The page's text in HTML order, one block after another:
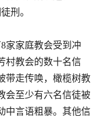
刑。
8家家庭教会受到冲
村教会的数十名信
带走传唤，橄榄树教
会至少有六名信徒被
中言语粗暴。其他信